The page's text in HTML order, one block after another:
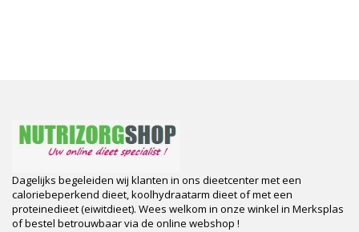
Dagelijks begeleiden wij klanten in ons dieetcenter met een
caloriebeperkend dieet, koolhydraatarm dieet of met een
proteinedieet (eiwitdieet). Wees welkom in onze winkel in Merksplas
of bestel betrouwbaar via de online webshop !